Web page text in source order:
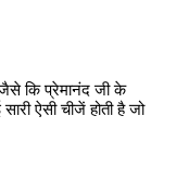
कि प्रेमानंद जी के
ऐसी चीजें होती है जो